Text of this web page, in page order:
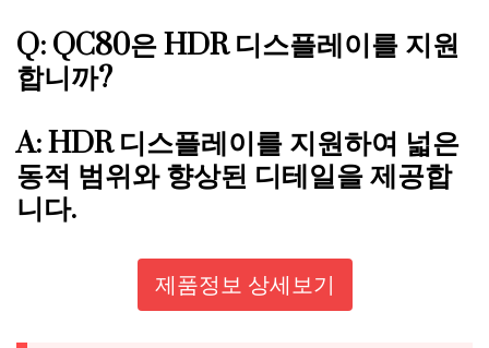
Q: QC80은 HDR 디스플레이를 지원
합니까?
A: HDR 디스플레이를 지원하여 넓은
동적 범위와 향상된 디테일을 제공합
니다.
제품정보 상세보기